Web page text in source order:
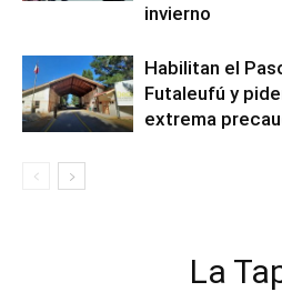
invierno
Habilitan el
Futaleufú y
extrema
La